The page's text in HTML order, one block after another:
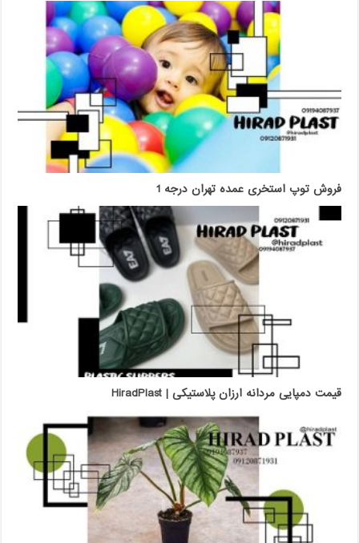
فروش توپ استخری عمده تهران درجه 1
قیمت دمپایی مردانه ارزان پلاستیکی | HiradPlast